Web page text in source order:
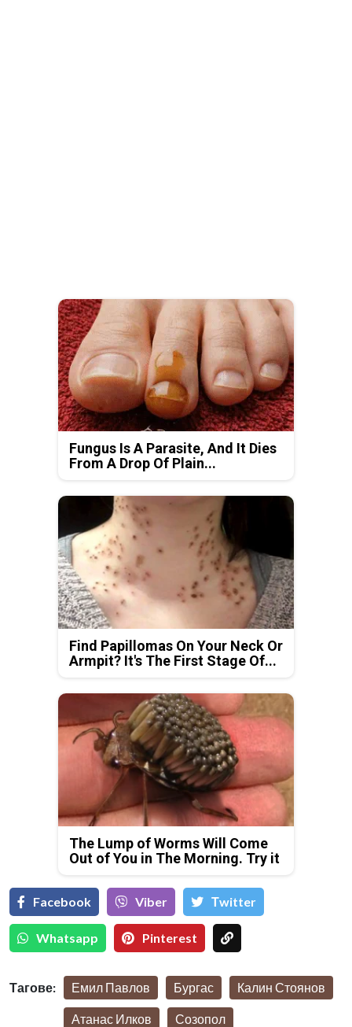
Fungus Is A Parasite, And It Dies
From A Drop Of Plain...
Find Papillomas On Your Neck Or
Armpit? It's The First Stage Of...
The Lump of Worms Will Come
Out of You in The Morning. Try it
Facebook Viber Тwitter
Whatsapp Pinterest
Тагове: Емил Павлов Бургас Калин Стоянов
Атанас Илков Созопол